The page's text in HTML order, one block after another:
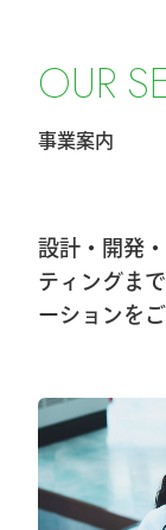
せ
2026.2.20
2026.1.8
第40回東
2026.1.7
大阪物流
2026.1.7
OUR S
事業案内
設計・開発
ティングま
ーションを